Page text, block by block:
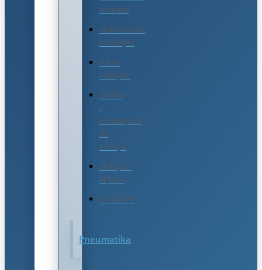
makaze
Hidraulične
hvataljke
Vibro
nabijači
Svrdla
i
rovokopači
za
zemlju
Nabijači
šipova
Drobilice
Pneumatika